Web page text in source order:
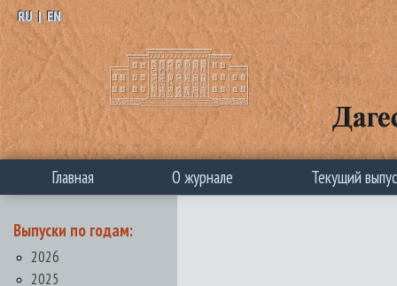
RU | EN
Главная О журнале Текущий
Выпуски по годам:
2026
2025